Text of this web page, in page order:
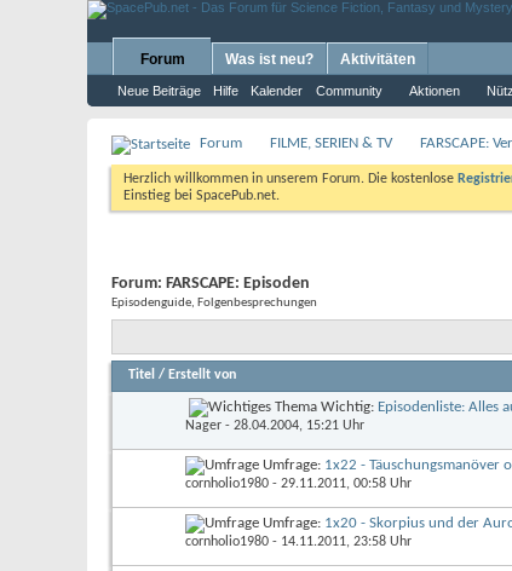
Forum
Neue Beiträge Hilfe Kalender Community Aktionen
Was ist neu? Aktivitäten
Forum FILME, SERIEN & TV FARSCAPE:
Herzlich willkommen in unserem Forum. Die kostenlose
Einstieg bei SpacePub.net.
Forum: FARSCAPE: Episoden
Episodenguide, Folgenbesprechungen
Titel / Erstellt von
Wichtig: Episodenliste: Alles
Nager - 28.04.2004, 15:21 Uhr
Umfrage: 1x22 - Täuschungsmanöver
cornholio1980 - 29.11.2011, 00:58 Uhr
Umfrage: 1x20 - Skorpius und der
cornholio1980 - 14.11.2011, 23:58 Uhr